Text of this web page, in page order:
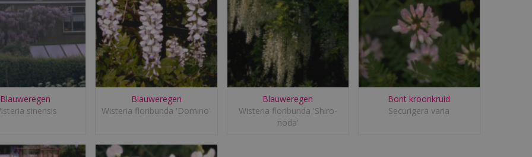
Blauweregen
sinensis
Blauweregen
Wisteria floribunda 'Domino'
Blauweregen
Wisteria floribunda 'Shiro-
noda'
Bont kroonkruid
Securigera varia